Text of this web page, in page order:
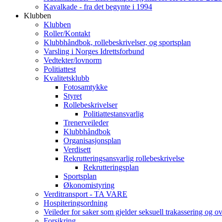
Kavalkade - fra det begynte i 1994
Klubben
Klubben
Roller/Kontakt
Klubbhåndbok, rollebeskrivelser, og sportsplan
Varsling i Norges Idrettsforbund
Vedtekter/lovnorm
Politiattest
Kvalitetsklubb
Fotosamtykke
Styret
Rollebeskrivelser
Politiattestansvarlig
Trenerveileder
Klubbhåndbok
Organisasjonsplan
Verdisett
Rekrutteringsansvarlig rollebeskrivelse
Rekrutteringsplan
Sportsplan
Økonomistyring
Verditransport - TA VARE
Hospiteringsordning
Veileder for saker som gjelder seksuell trakassering og